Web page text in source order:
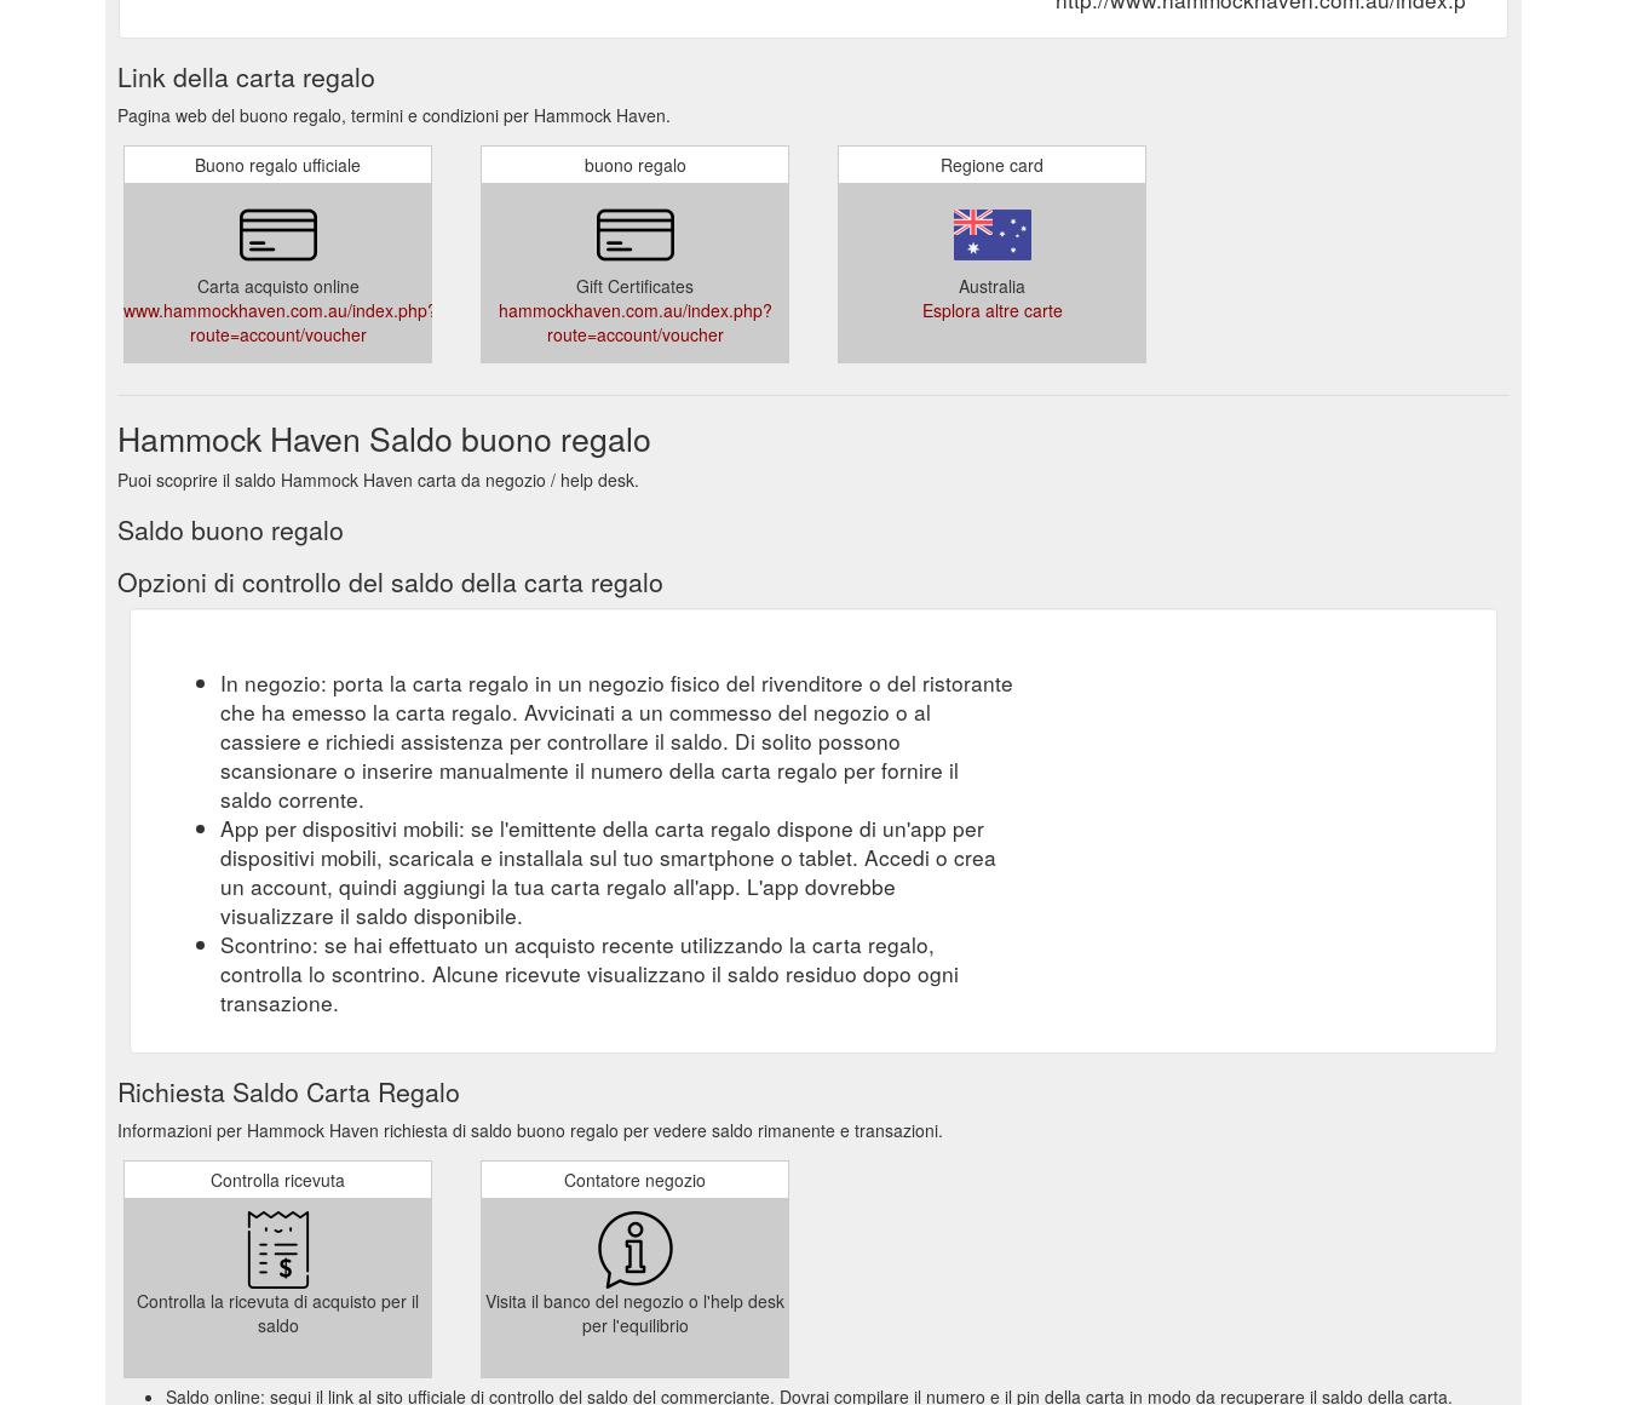
Link della carta regalo
Pagina web del buono regalo, termini e condizioni per Hammock Haven.
Buono regalo ufficiale
Carta acquisto online
www.hammockhaven.com.au/index.php?
route=account/voucher
buono regalo
Gift Certificates
hammockhaven.com.au/index.php?
route=account/voucher
Regione card
Australia
Esplora altre carte
Hammock Haven Saldo buono regalo
Puoi scoprire il saldo Hammock Haven carta da negozio / help desk.
Saldo buono regalo
Opzioni di controllo del saldo della carta regalo
In negozio: porta la carta regalo in un negozio fisico del rivenditore o del ristorante
che ha emesso la carta regalo. Avvicinati a un commesso del negozio o al
cassiere e richiedi assistenza per controllare il saldo. Di solito possono
scansionare o inserire manualmente il numero della carta regalo per fornire il
saldo corrente.
App per dispositivi mobili: se l'emittente della carta regalo dispone di un'app per
dispositivi mobili, scaricala e installala sul tuo smartphone o tablet. Accedi o crea
un account, quindi aggiungi la tua carta regalo all'app. L'app dovrebbe
visualizzare il saldo disponibile.
Scontrino: se hai effettuato un acquisto recente utilizzando la carta regalo,
controlla lo scontrino. Alcune ricevute visualizzano il saldo residuo dopo ogni
transazione.
Richiesta Saldo Carta Regalo
Informazioni per Hammock Haven richiesta di saldo buono regalo per vedere saldo rimanente e transazioni.
Controlla ricevuta
Controlla la ricevuta di acquisto per il
saldo
Contatore negozio
Visita il banco del negozio o l'help desk
per l'equilibrio
Saldo online: segui il link al sito ufficiale di controllo del saldo del commerciante. Dovrai compilare il numero e il pin della carta in modo da recuperare il saldo della carta.